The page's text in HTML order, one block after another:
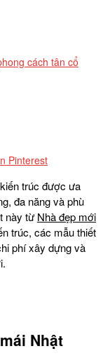
cách tân cổ
Pinterest
trúc được ưa
đa năng và phù
này từ Nhà đẹp mới
trúc, các mẫu thiết
phí xây dựng và
Nhật